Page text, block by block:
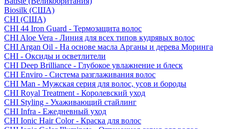
Biosilk (США)
CHI (США)
CHI 44 Iron Guard - Термозащита волос
CHI Aloe Vera - Линия для всех типов кудрявых волос
CHI Argan Oil - На основе масла Арганы и дерева Моринга
CHI - Оксиды и осветлители
CHI Deep Brilliance - Глубокое увлажнение и блеск
CHI Enviro - Система разглаживания волос
CHI Man - Мужская серия для волос, усов и бороды
CHI Royal Treatment - Королевский уход
CHI Styling - Ухаживающий стайлинг
CHI Infra - Ежедневный уход
CHI Ionic Hair Color - Краска для волос